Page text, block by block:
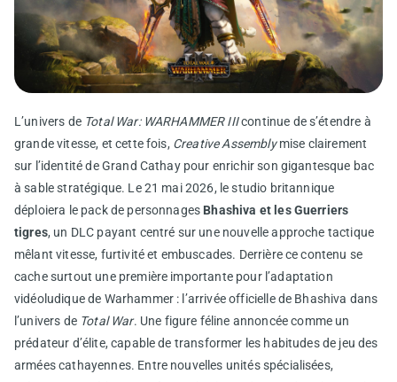
L’univers de Total War: WARHAMMER IIIcontinue de s’étendre à
grande vitesse, et cette fois, Creative Assemblymise clairement
sur l’identité de Grand Cathay pour enrichir son gigantesque bac
à sable stratégique. Le 21 mai 2026, le studio britannique
déploiera le pack de personnages Bhashiva et les Guerriers
tigres, un DLC payant centré sur une nouvelle approche tactique
mêlant vitesse, furtivité et embuscades. Derrière ce contenu se
cache surtout une première importante pour l’adaptation
vidéoludique de Warhammer : l’arrivée officielle de Bhashiva dans
l’univers de Total War. Une figure féline annoncée comme un
prédateur d’élite, capable de transformer les habitudes de jeu des
armées cathayennes. Entre nouvelles unités spécialisées,